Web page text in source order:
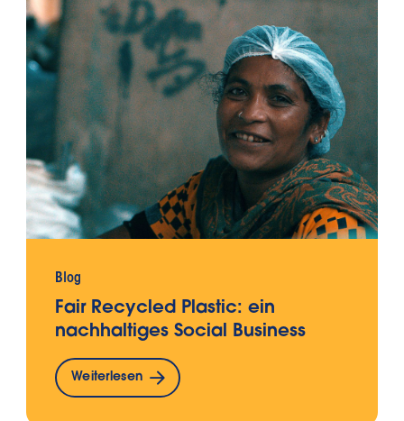
Blog
Fair Recycled Plastic: ein
nachhaltiges Social Business
Weiterlesen